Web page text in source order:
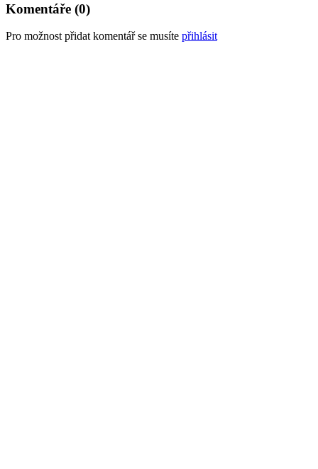
Komentáře (0)
Pro možnost přidat komentář se musíte přihlásit